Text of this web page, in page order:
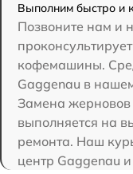
Выполним быстро и
Позвоните нам и
кофемашины.
Gaggenau в
Замена
выполняется на
ремонта. Наш
центр Gaggenau